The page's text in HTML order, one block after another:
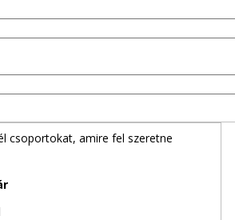
csoportokat, amire fel szeretne